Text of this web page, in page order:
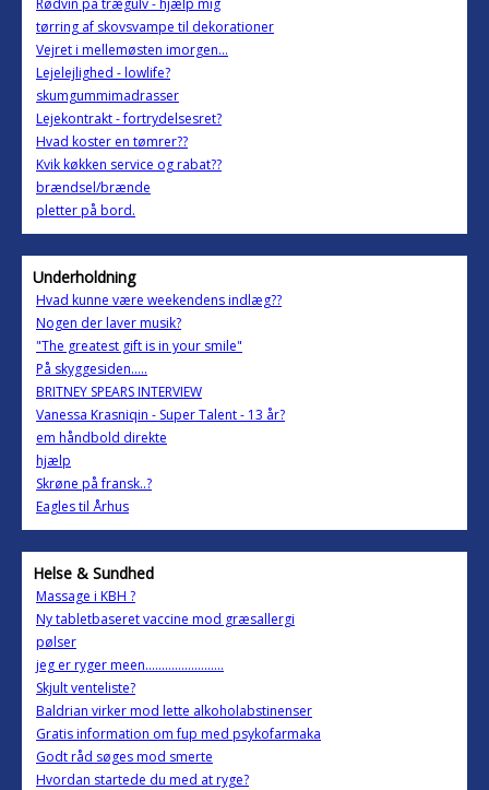
Rødvin på trægulv - hjælp mig
tørring af skovsvampe til dekorationer
Vejret i mellemøsten imorgen...
Lejelejlighed - lowlife?
skumgummimadrasser
Lejekontrakt - fortrydelsesret?
Hvad koster en tømrer??
Kvik køkken service og rabat??
brændsel/brænde
pletter på bord.
Underholdning
Hvad kunne være weekendens indlæg??
Nogen der laver musik?
"The greatest gift is in your smile"
På skyggesiden.....
BRITNEY SPEARS INTERVIEW
Vanessa Krasniqin - Super Talent - 13 år?
em håndbold direkte
hjælp
Skrøne på fransk..?
Eagles til Århus
Helse & Sundhed
Massage i KBH ?
Ny tabletbaseret vaccine mod græsallergi
pølser
jeg er ryger meen........................
Skjult venteliste?
Baldrian virker mod lette alkoholabstinenser
Gratis information om fup med psykofarmaka
Godt råd søges mod smerte
Hvordan startede du med at ryge?